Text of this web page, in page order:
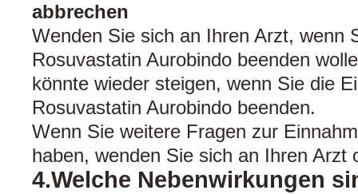
abbrechen
Wenden Sie sich an Ihren Arzt, wenn
Rosuvastatin Aurobindo beenden
könnte wieder steigen, wenn Sie die
Rosuvastatin Aurobindo beenden.
Wenn Sie weitere Fragen zur
haben, wenden Sie sich an Ihren Arzt
4.Welche Nebenwirkungen